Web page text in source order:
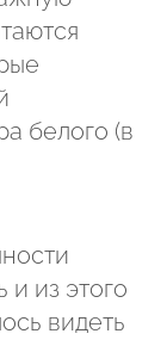
белого (в
и из этого
видеть